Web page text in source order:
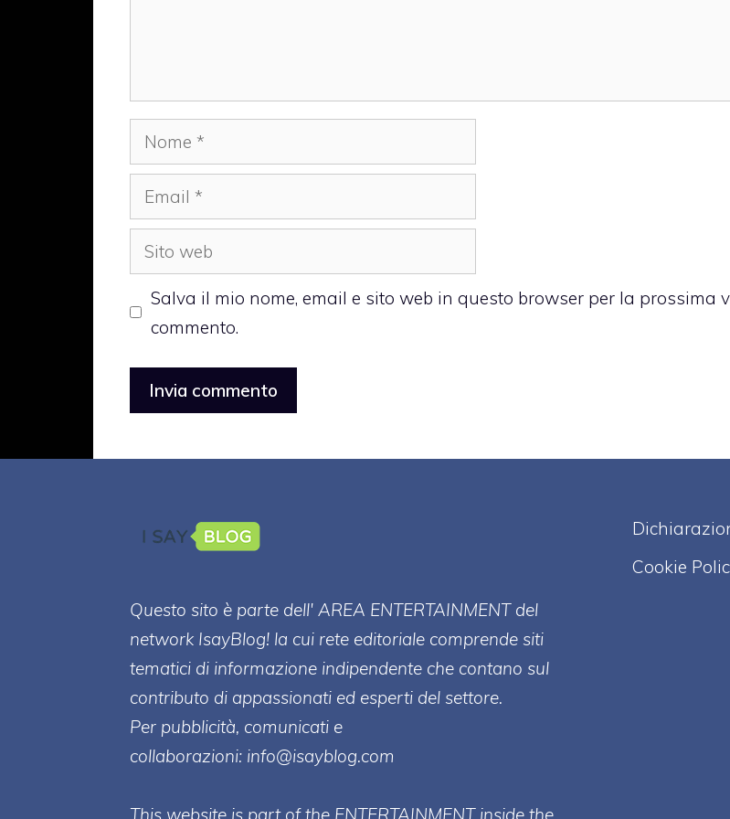
Nome
Email
Sito
web
Salva il mio nome, email e sito web in questo browser per la prossima
commento.
Questo sito è parte dell' AREA ENTERTAINMENT del
network IsayBlog! la cui rete editoriale comprende siti
tematici di informazione indipendente che contano sul
contributo di appassionati ed esperti del settore.
Per pubblicità, comunicati e
collaborazioni: info@isayblog.com
Cookie